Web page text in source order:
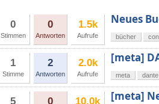
0
Stimmen
0
Antworten
1.5k
Aufrufe
Neues
bücher
1
Stimme
2
Antworten
2.0k
Aufrufe
[meta]
meta dante
5 0 10.0k [meta]